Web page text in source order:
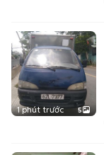
1 phút trước 5